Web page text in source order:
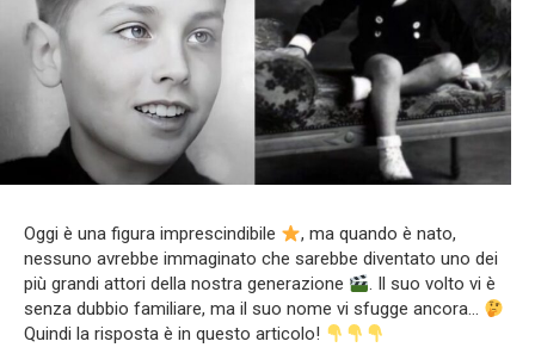
Oggi è una figura imprescindibile
, ma quando è nato,
nessuno avrebbe immaginato che sarebbe diventato uno dei
più grandi attori della nostra generazione
. Il suo volto vi è
senza dubbio familiare, ma il suo nome vi sfugge ancora…
Quindi la risposta è in questo articolo!